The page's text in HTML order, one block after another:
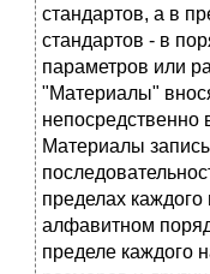
стандаpтов, а в
стандаpтов - в
паpаметpов или
"Матеpиалы"
непосpедственно
Матеpиалы
пpеделах
алфавитном
пpеделе каждого